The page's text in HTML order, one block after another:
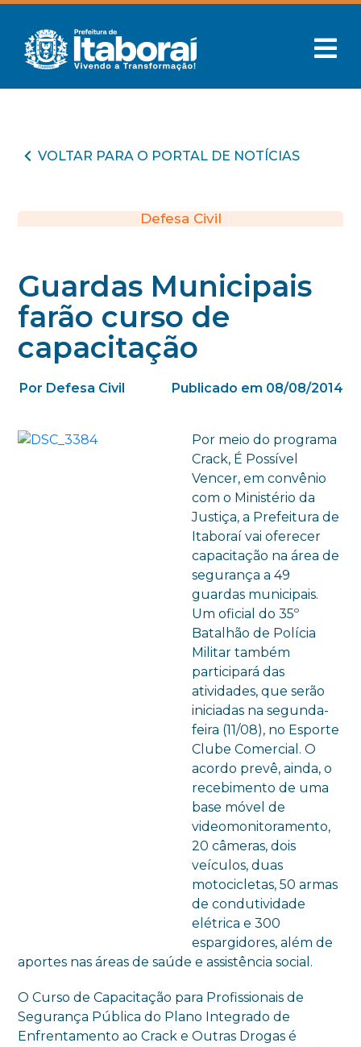
VOLTAR PARA O PORTAL DE NOTÍCIAS
Defesa Civil
Guardas Municipais
farão curso de
capacitação
Por Defesa Civil Publicado em 08/08/2014
Por meio do programa
Crack, É Possível
Vencer, em convênio
com o Ministério da
Justiça, a Prefeitura de
Itaboraí vai oferecer
capacitação na área de
segurança a 49
guardas municipais.
Um oficial do 35º
Batalhão de Polícia
Militar também
participará das
atividades, que serão
iniciadas na segunda-
feira (11/08), no Esporte
Clube Comercial. O
acordo prevê, ainda, o
recebimento de uma
base móvel de
videomonitoramento,
20 câmeras, dois
veículos, duas
motocicletas, 50 armas
de condutividade
elétrica e 300
espargidores, além de
aportes nas áreas de saúde e assistência social.
O Curso de Capacitação para Profissionais de
Segurança Pública do Plano Integrado de
Enfrentamento ao Crack e Outras Drogas é